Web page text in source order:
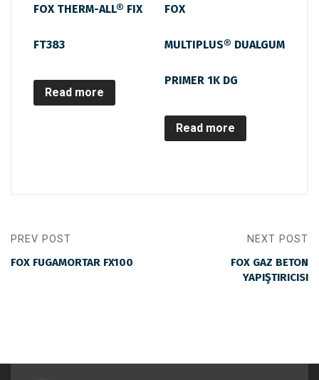
FOX THERM-ALL® FIX
FT383
Read more
FOX
MULTIPLUS® DUALGUM
PRIMER 1K DG
Read more
PREV POST
FOX FUGAMORTAR FX100
NEXT POST
FOX GAZ BETON
YAPIŞTIRICISI